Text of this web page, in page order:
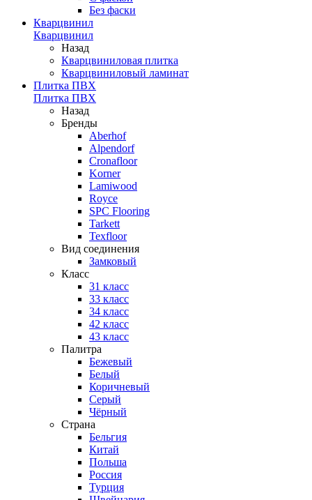
Без фаски
Кварцвинил
Кварцвинил
Назад
Кварцвиниловая плитка
Кварцвиниловый ламинат
Плитка ПВХ
Плитка ПВХ
Назад
Бренды
Aberhof
Alpendorf
Cronafloor
Korner
Lamiwood
Royce
SPC Flooring
Tarkett
Texfloor
Вид соединения
Замковый
Класс
31 класс
33 класс
34 класс
42 класс
43 класс
Палитра
Бежевый
Белый
Коричневый
Серый
Чёрный
Страна
Бельгия
Китай
Польша
Россия
Турция